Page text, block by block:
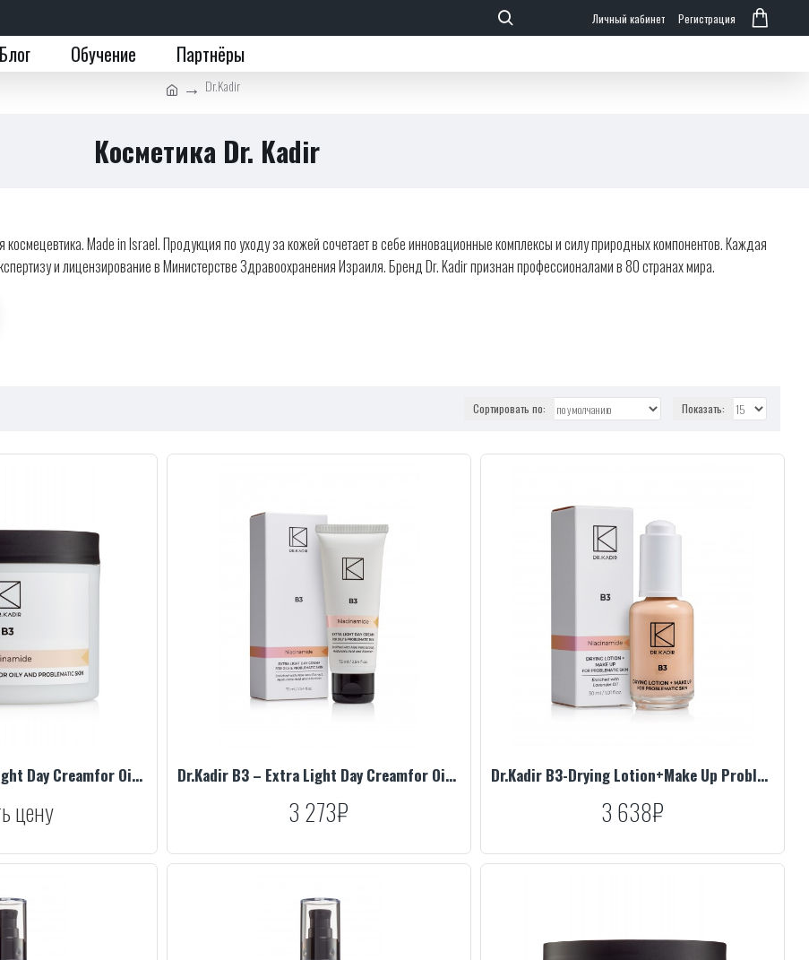
Личный кабинет Регистрация
Блог Обучение Партнёры
Dr.Kadir
Косметика Dr. Kadir
космецевтика. Made in Israel. Продукция по уходу за кожей сочетает в себе инновационные комплексы и силу природных компонентов. Каждая
и лицензирование в Министерстве Здравоохранения Израиля. Бренд Dr. Kadir признан профессионалами в 80 странах мира.
Сортировать по: Показать:
Dr.Kadir B3 – Extra Light Day Creamfor Oily and Problematic Skin, 250 ml
цену
Dr.Kadir B3 – Extra Light Day Creamfor Oily and Problematic Skin, 75 ml
3 273₽
Dr.Kadir B3-Drying Lotion+Make Up Problematic Skin, 30 ml
3 638₽